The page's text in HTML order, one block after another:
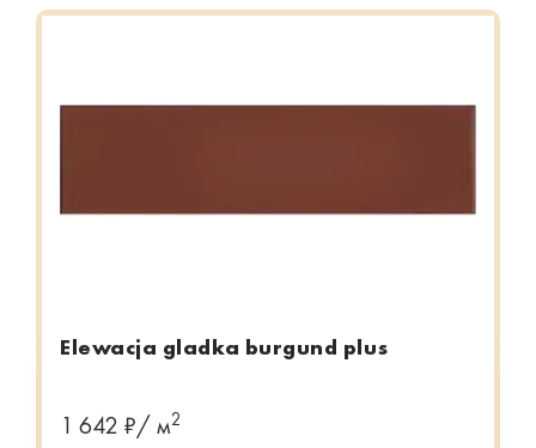
Elewacja gladka burgund plus
1 642 ₽/ м2